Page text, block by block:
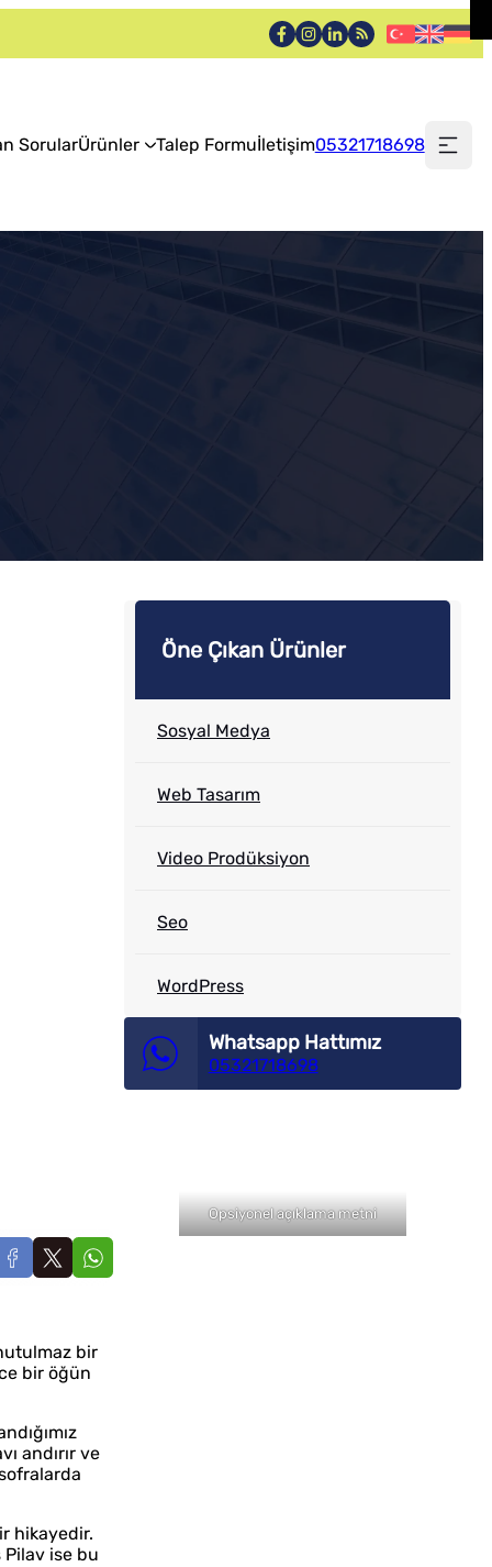
SorularÜrünler Talep Formuİletişim05321718698
bir
bir öğün
andırır ve
hikayedir.
Pilav ise bu
Öne Çıkan Ürünler
Sosyal Medya
Web Tasarım
Video Prodüksiyon
Seo
WordPress
Whatsapp Hattımız
05321718698
Opsiyonel açıklama metni